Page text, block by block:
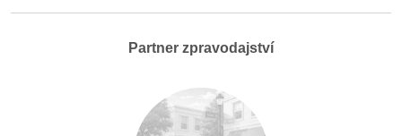
Partner zpravodajství